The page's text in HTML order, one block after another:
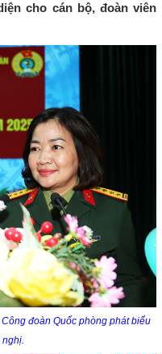
cho cán bộ, đoàn viên
đoàn Quốc phòng phát biểu